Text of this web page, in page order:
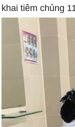
khai tiêm chủng